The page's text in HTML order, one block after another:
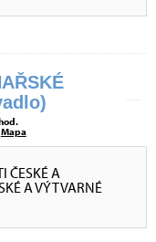
Mapa
ČESKÉ A
A VÝTVARNÉ